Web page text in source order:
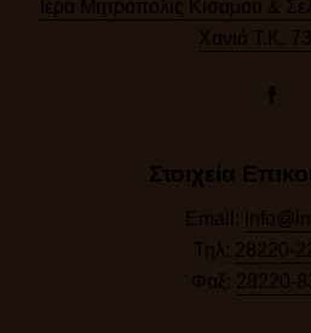
Ιερά Μητρόπολις Κισάμου &
Χανιά Τ.Κ.
Στοιχεία
Email:
Τηλ: 28220-
Φαξ: 28220-